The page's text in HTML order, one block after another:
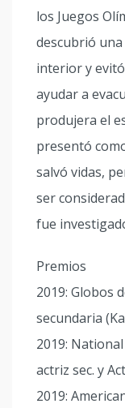
los Juegos
descubrió
interior y
ayudar a
produjera el
presentó
salvó vidas,
ser
fue
Premios
2019: Globos
secundaria
2019:
actriz sec. y
2019: